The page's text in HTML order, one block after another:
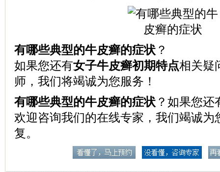
有哪些典型的牛皮癣的症状 ？
如果您还有女子牛皮癣初期特点相关疑
师，我们将竭诚为您服务！
有哪些典型的牛皮癣的症状 ？如果您
欢迎咨询我们的在线专家，我们竭诚为
复。